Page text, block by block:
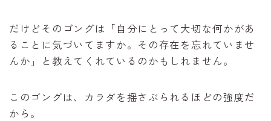
だけどそのゴングは「自分にとって大切な何かがあ
ることに気づいてますか。その存在を忘れていませ
んか」と教えてくれているのかもしれません。
このゴングは、カラダを揺さぶられるほどの強度だ
から。